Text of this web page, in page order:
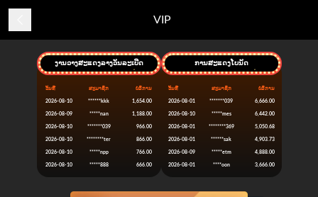
VIP
ງານວາງສະແດງລາງວັນລະເບີດ
ວັນທີ ສະມາຊິກ ບໍລິການ
2026-08-10 ******kkk 1,654.00
2026-08-09 *****nan 1,188.00
2026-08-10 *******039 966.00
2026-08-10 ********ter 866.00
2026-08-10 *****npp 766.00
2026-08-10 *****888 666.00
ການສະແດງໂບນັດ
ວັນທີ ສະມາຊິກ ບໍລິການ
2026-08-01 *******039 6,666.00
2026-08-10 *****mes 6,442.00
2026-08-01 ********369 5,050.68
2026-08-01 ******sak 4,903.73
2026-08-09 *****etm 4,888.00
2026-08-01 ****oon 3,666.00